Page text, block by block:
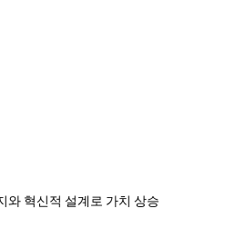
혁신적 설계로 가치 상승